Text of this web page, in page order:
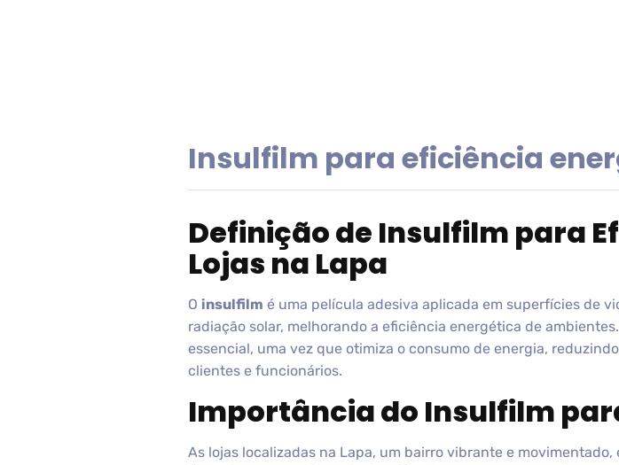
Insulfilm para eficiência
Definição de Insulfilm para
Lojas na Lapa
O insulfilm é uma película adesiva aplicada em superfícies de
radiação solar, melhorando a eficiência energética de
essencial, uma vez que otimiza o consumo de energia,
clientes e funcionários.
Importância do Insulfilm
As lojas localizadas na Lapa, um bairro vibrante e